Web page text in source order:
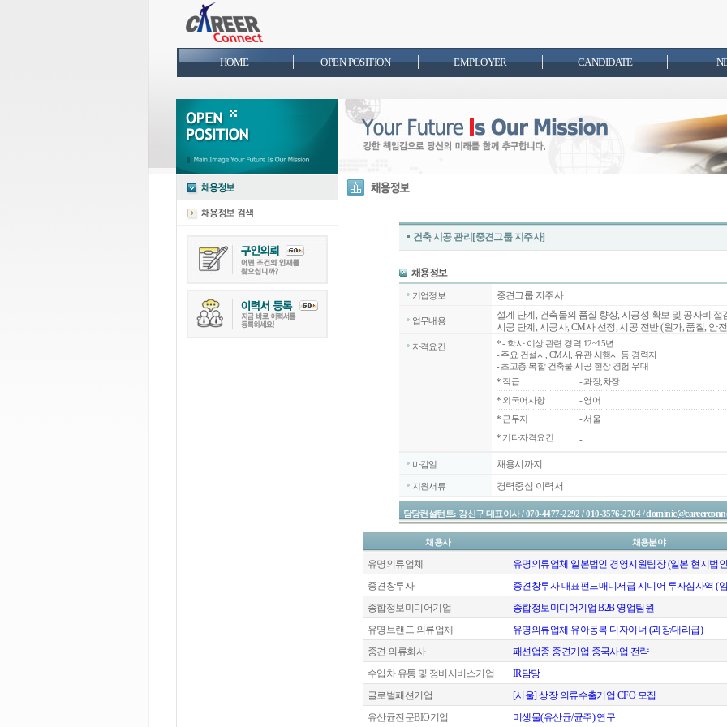
HOME OPEN POSITION EMPLOYER CANDIDATE
건축 시공 관리[중견그룹 지주사]
기업정보 중견그룹 지주사
업무내용
설계 단계, 건축물의 품질 향상, 시공성 확보 및 공사비 절
시공 단계, 시공사, CM사 선정, 시공 전반 (원가, 품질, 안
자격요건 *- 학사 이상 관련 경력 12~15년
- 주요 건설사, CM사, 유관 시행사 등 경력자
- 초고층 복합 건축물 시공 현장 경험 우대
* 직급
- 과장,차장
* 외국어사항
- 영어
* 근무지
- 서울
* 기타자격요건
-
마감일 채용시까지
지원서류 경력중심 이력서
담당컨설턴트: 강신구 대표이사 / 070-4477-2292 / 010-3576-2704 /
채용사 채용분야
유명의류업체
유명의류업체 일본법인 경영지원팀장 (일본 현지법
중견창투사
중견창투사 대표펀드매니저급 시니어 투자심사역 (
종합정보미디어기업
종합정보미디어기업 B2B 영업팀원
유명브랜드 의류업체
유명의류업체 유아동복 디자이너 (과장/대리급)
중견 의류회사
패션업종 중견기업 중국사업 전략
수입차 유통 및 정비서비스기업
IR담당
글로벌패션기업
[서울] 상장 의류수출기업 CFO 모집
유산균전문BIO기업
미생물(유산균/균주) 연구